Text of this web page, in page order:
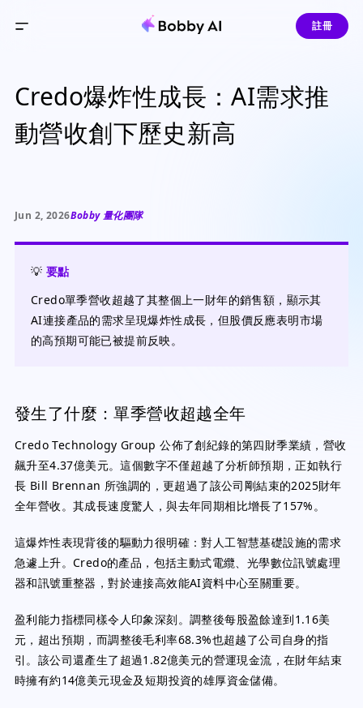
註冊
Credo爆炸性成長：AI需求推
動營收創下歷史新高
Jun 2, 2026Bobby 量化團隊
💡 要點
Credo單季營收超越了其整個上一財年的銷售額，顯示其
AI連接產品的需求呈現爆炸性成長，但股價反應表明市場
的高預期可能已被提前反映。
發生了什麼：單季營收超越全年
Credo Technology Group 公佈了創紀錄的第四財季業績，營收
飆升至4.37億美元。這個數字不僅超越了分析師預期，正如執行
長 Bill Brennan 所強調的，更超過了該公司剛結束的2025財年
全年營收。其成長速度驚人，與去年同期相比增長了157%。
這爆炸性表現背後的驅動力很明確：對人工智慧基礎設施的需求
急遽上升。Credo的產品，包括主動式電纜、光學數位訊號處理
器和訊號重整器，對於連接高效能AI資料中心至關重要。
盈利能力指標同樣令人印象深刻。調整後每股盈餘達到1.16美
元，超出預期，而調整後毛利率68.3%也超越了公司自身的指
引。該公司還產生了超過1.82億美元的營運現金流，在財年結束
時擁有約14億美元現金及短期投資的雄厚資金儲備。